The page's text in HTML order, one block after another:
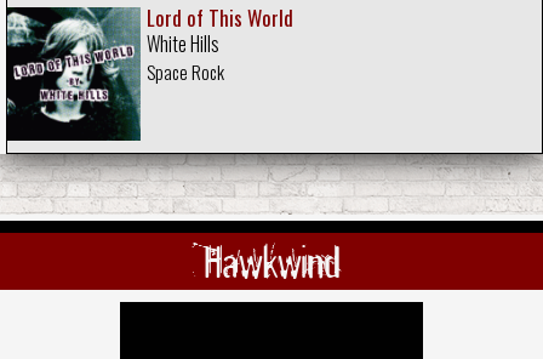
Lord of This World
White Hills
Space Rock
Hawkwind